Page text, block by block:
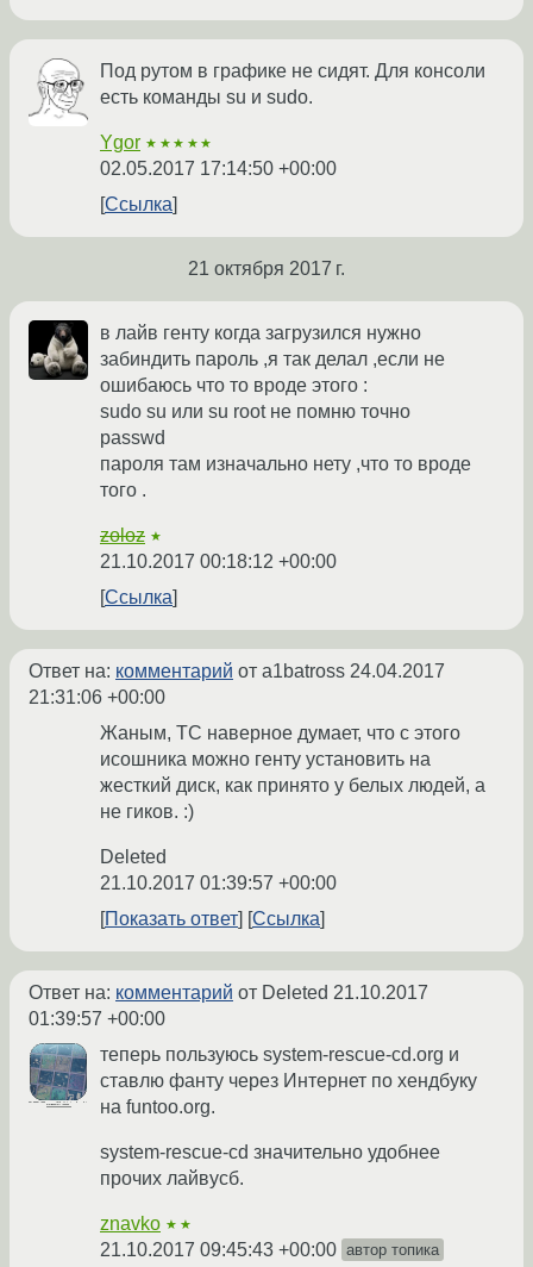
Под рутом в графике не сидят. Для консоли
есть команды su и sudo.
Ygor ★★★★★
02.05.2017 17:14:50 +00:00
Ссылка
21 октября 2017 г.
в лайв генту когда загрузился нужно
забиндить пароль ,я так делал ,если не
ошибаюсь что то вроде этого :
sudo su или su root не помню точно
passwd
пароля там изначально нету ,что то вроде
того .
zoloz ★
21.10.2017 00:18:12 +00:00
Ссылка
Ответ на: комментарий от a1batross 24.04.2017
21:31:06 +00:00
Жаным, ТС наверное думает, что с этого
исошника можно генту установить на
жесткий диск, как принято у белых людей, а
не гиков. :)
Deleted
21.10.2017 01:39:57 +00:00
Показать ответ
Ссылка
Ответ на: комментарий от Deleted 21.10.2017
01:39:57 +00:00
теперь пользуюсь system-rescue-cd.org и
ставлю фанту через Интернет по хендбуку
на funtoo.org.
system-rescue-cd значительно удобнее
прочих лайвусб.
znavko ★★
21.10.2017 09:45:43 +00:00 автор топика